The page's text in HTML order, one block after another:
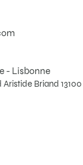
- Lisbonne
Aristide Briand 13100